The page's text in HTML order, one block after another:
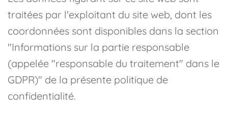
traitées par l'exploitant du site web, dont les
coordonnées sont disponibles dans la section
"Informations sur la partie responsable
(appelée "responsable du traitement" dans le
GDPR)" de la présente politique de
confidentialité.